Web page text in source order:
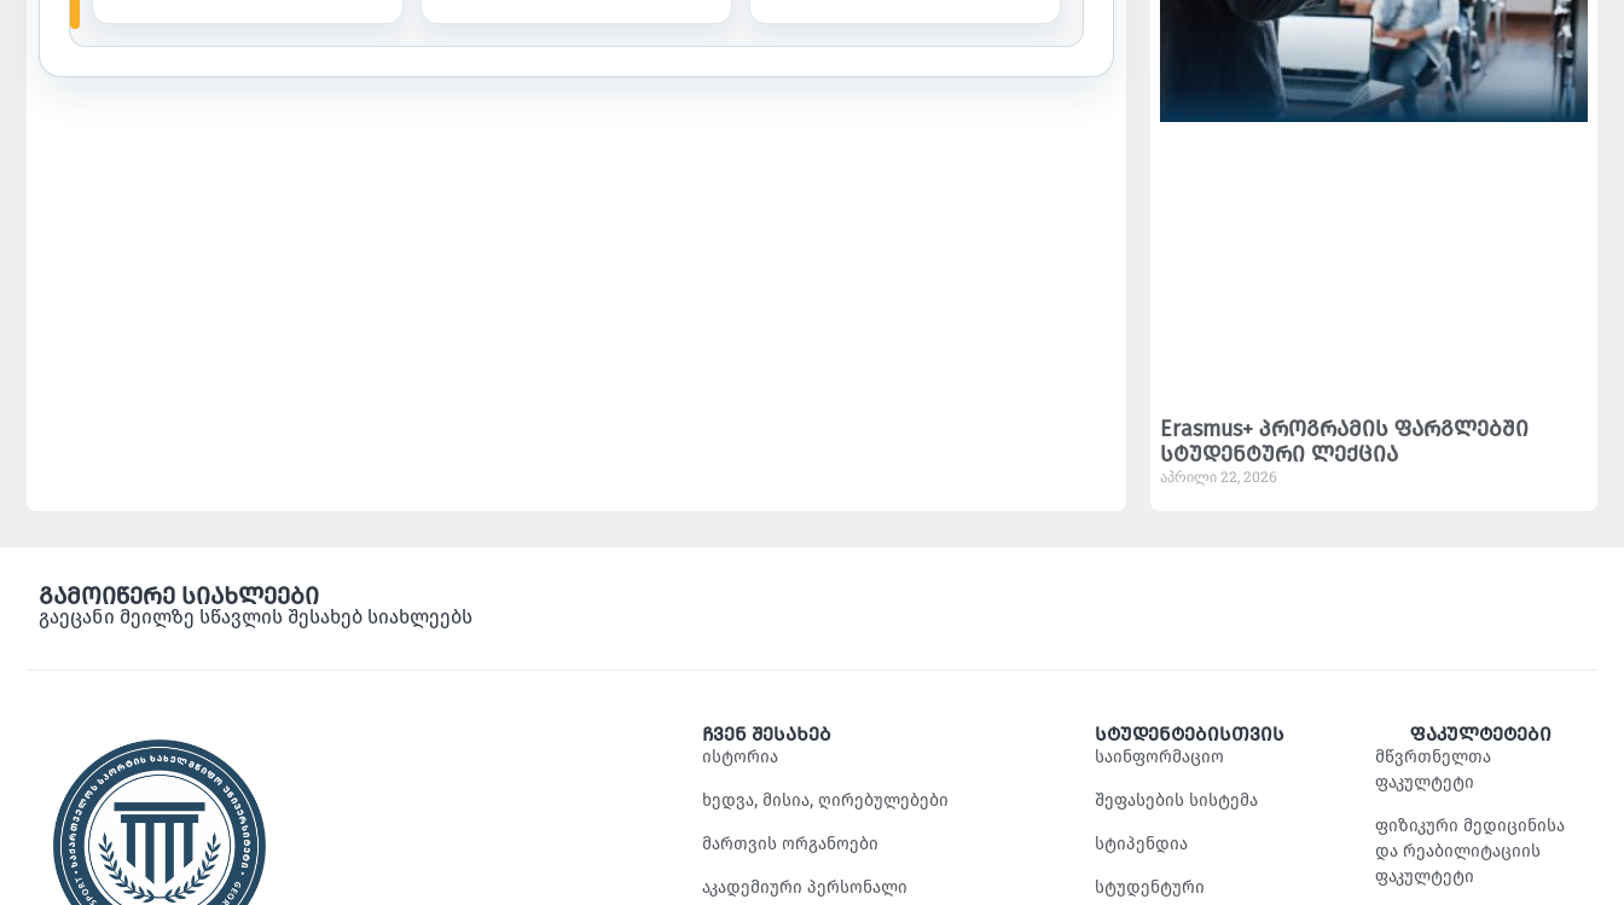
Erasmus+ პროგრამის ფარგლებში
სტუდენტური ლექცია
აპრილი 22, 2026
გამოიწერე სიახლეები
გაეცანი მეილზე სწავლის შესახებ სიახლეებს
ჩვენ შესახებ
ისტორია
ხედვა, მისია, ღირებულებები
მართვის ორგანოები
აკადემიური პერსონალი
სტუდენტებისთვის
საინფორმაციო
შეფასების სისტემა
სტიპენდია
სტუდენტური
ფაკულტეტები
მწვრთნელთა
ფაკულტეტი
ფიზიკური მედიცინისა
და რეაბილიტაციის
ფაკულტეტი